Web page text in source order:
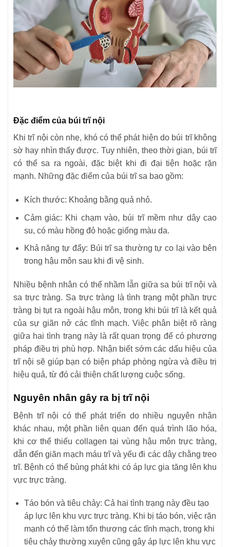
Đặc điểm của búi trĩ nội
Khi trĩ nội còn nhẹ, khó có thể phát hiện do búi trĩ không
sờ hay nhìn thấy được. Tuy nhiên, theo thời gian, búi trĩ
có thể sa ra ngoài, đặc biệt khi đi đại tiện hoặc rặn
mạnh. Những đặc điểm của búi trĩ sa bao gồm:
Kích thước: Khoảng bằng quả nhỏ.
Cảm giác: Khi chạm vào, búi trĩ mềm như dây cao
su, có màu hồng đỏ hoặc giống màu da.
Khả năng tự đẩy: Búi trĩ sa thường tự co lại vào bên
trong hậu môn sau khi đi vệ sinh.
Nhiều bệnh nhân có thể nhầm lẫn giữa sa búi trĩ nội và
sa trực tràng. Sa trực tràng là tình trạng một phần trực
tràng bị tụt ra ngoài hậu môn, trong khi búi trĩ là kết quả
của sự giãn nở các tĩnh mạch. Việc phân biệt rõ ràng
giữa hai tình trạng này là rất quan trọng để có phương
pháp điều trị phù hợp. Nhận biết sớm các dấu hiệu của
trĩ nội sẽ giúp bạn có biện pháp phòng ngừa và điều trị
hiệu quả, từ đó cải thiện chất lượng cuộc sống.
Nguyên nhân gây ra bị trĩ nội
Bệnh trĩ nội có thể phát triển do nhiều nguyên nhân
khác nhau, một phần liên quan đến quá trình lão hóa,
khi cơ thể thiếu collagen tại vùng hậu môn trực tràng,
dẫn đến giãn mạch máu trĩ và yếu đi các dây chằng treo
trĩ. Bệnh có thể bùng phát khi có áp lực gia tăng lên khu
vực trực tràng.
Táo bón và tiêu chảy: Cả hai tình trạng này đều tạo
áp lực lên khu vực trực tràng. Khi bị táo bón, việc rặn
mạnh có thể làm tổn thương các tĩnh mạch, trong khi
tiêu chảy thường xuyên cũng gây áp lực lên khu vực